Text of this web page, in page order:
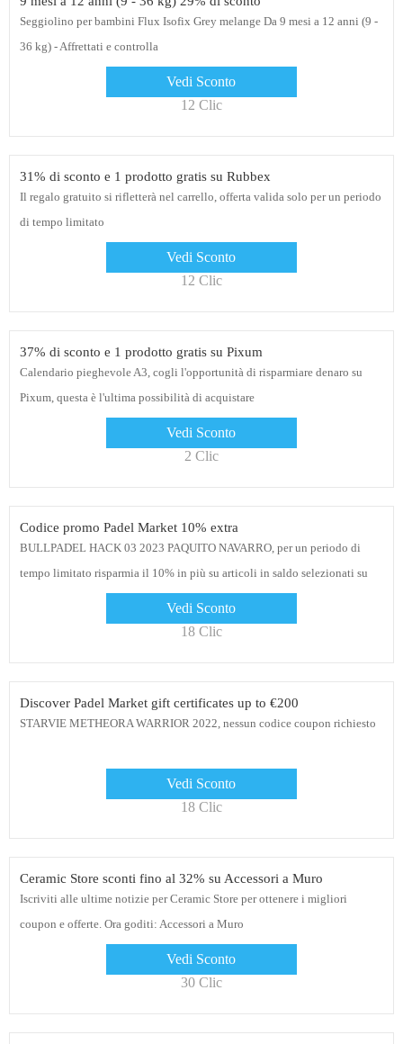
Seggiolino per bambini Flux Isofix Grey melange Da 9 mesi a 12 anni (9 -
36 kg) - Affrettati e controlla
Vedi Sconto
12 Clic
31% di sconto e 1 prodotto gratis su Rubbex
Il regalo gratuito si rifletterà nel carrello, offerta valida solo per un periodo
di tempo limitato
Vedi Sconto
12 Clic
37% di sconto e 1 prodotto gratis su Pixum
Calendario pieghevole A3, cogli l'opportunità di risparmiare denaro su
Pixum, questa è l'ultima possibilità di acquistare
Vedi Sconto
2 Clic
Codice promo Padel Market 10% extra
BULLPADEL HACK 03 2023 PAQUITO NAVARRO, per un periodo di
tempo limitato risparmia il 10% in più su articoli in saldo selezionati su
Vedi Sconto
18 Clic
Discover Padel Market gift certificates up to €200
STARVIE METHEORA WARRIOR 2022, nessun codice coupon richiesto
Vedi Sconto
18 Clic
Ceramic Store sconti fino al 32% su Accessori a Muro
Iscriviti alle ultime notizie per Ceramic Store per ottenere i migliori
coupon e offerte. Ora goditi: Accessori a Muro
Vedi Sconto
30 Clic